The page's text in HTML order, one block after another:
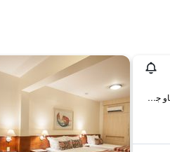
Av. Francisco Das Chagas Oliveira, 117, ساو جوزيه دو ريو بريتو, البرازيل